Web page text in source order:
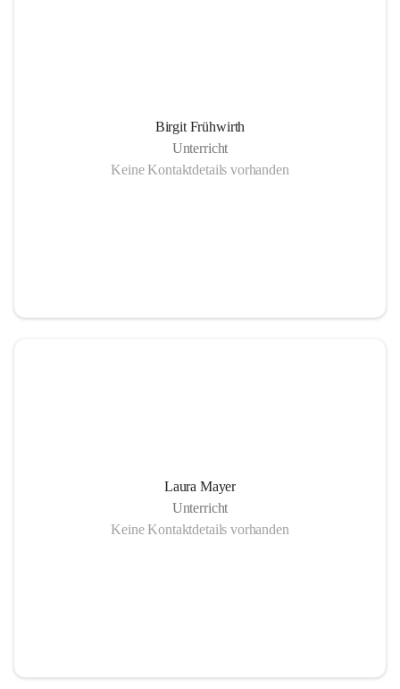
Birgit Frühwirth
Unterricht
Keine Kontaktdetails vorhanden
Laura Mayer
Unterricht
Keine Kontaktdetails vorhanden